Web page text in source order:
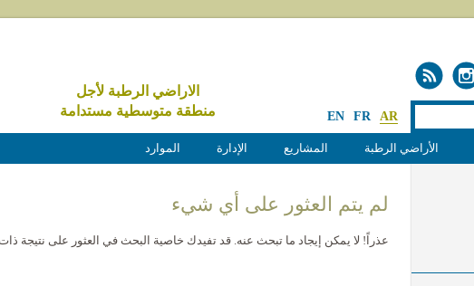
الاراضي الرطبة لأجل
منطقة متوسطية مستدامة
EN FR AR
الأراضي الرطبة المشاريع الإدارة الموارد
لم يتم العثور على أي شيء
عذراً! لا يمكن إيجاد ما تبحث عنه. قد تفيدك خاصية البحث في العثور على نتيجة